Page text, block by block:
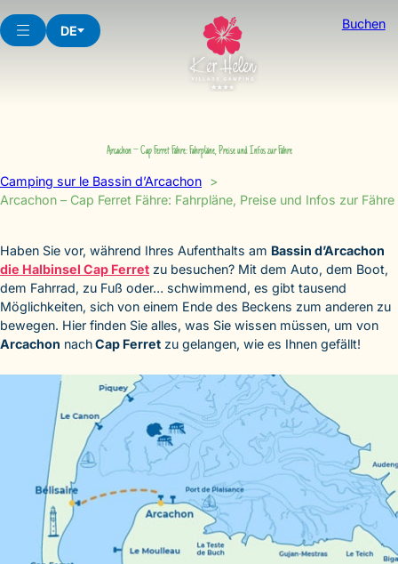
to
content
DE Buchen
Arcachon – Cap Ferret Fähre: Fahrpläne, Preise und Infos zur Fähre
Camping sur le Bassin d’Arcachon
Arcachon – Cap Ferret Fähre: Fahrpläne, Preise und Infos zur Fähre
Haben Sie vor, während Ihres Aufenthalts am Bassin d’Arcachon
die Halbinsel Cap Ferret zu besuchen? Mit dem Auto, dem Boot,
dem Fahrrad, zu Fuß oder… schwimmend, es gibt tausend
Möglichkeiten, sich von einem Ende des Beckens zum anderen zu
bewegen. Hier finden Sie alles, was Sie wissen müssen, um von
Arcachon nachCap Ferret zu gelangen, wie es Ihnen gefällt!